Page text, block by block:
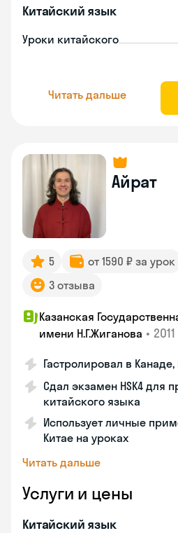
Китайский язык
Уроки китайского
Читать дальше
Айрат
5 от 1590 ₽ за урок
3 отзыва
Казанская
имени Н.Г.Жиганова • 2011
Гастролировал в
Сдал экзамен HSK4 для
китайского языка
Использует личные
Китае на уроках
Читать дальше
Услуги и цены
Китайский язык